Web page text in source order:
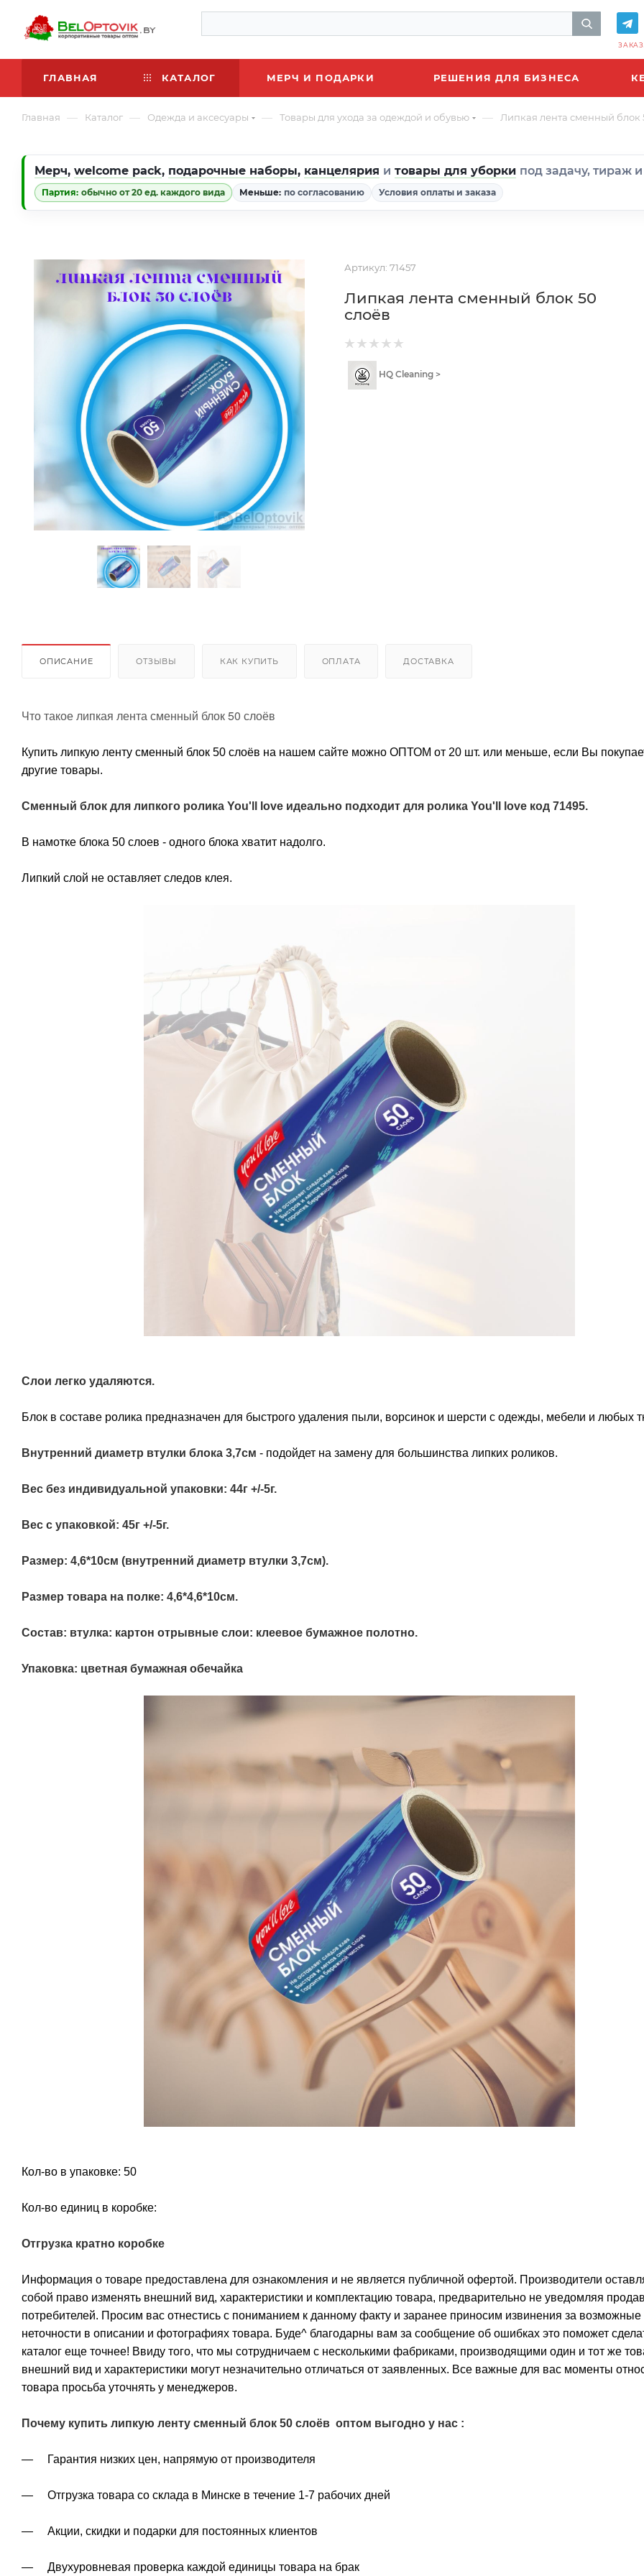
ГЛАВНАЯ КАТАЛОГ МЕРЧ И ПОДАРКИ РЕШЕНИЯ ДЛЯ БИЗНЕСА
Главная — Каталог — Одежда и аксесуары — Товары для ухода за одеждой и обувью — Липкая лента сменный блок
Мерч, welcome pack, подарочные наборы, канцелярия и товары для уборки под задачу, тираж
Партия: обычно от 20 ед. каждого вида Меньше: по согласованию Условия оплаты и заказа
Артикул: 71457
Липкая лента сменный блок 50
слоёв
HQ Cleaning >
ОПИСАНИЕ ОТЗЫВЫ КАК КУПИТЬ ОПЛАТА ДОСТАВКА
Что такое липкая лента сменный блок 50 слоёв
Купить липкую ленту сменный блок 50 слоёв на нашем сайте можно ОПТОМ от 20 шт. или меньше, если Вы
другие товары.
Сменный блок для липкого ролика You'll love идеально подходит для ролика You'll love код 71495.
В намотке блока 50 слоев - одного блока хватит надолго.
Липкий слой не оставляет следов клея.
Слои легко удаляются.
Блок в составе ролика предназначен для быстрого удаления пыли, ворсинок и шерсти с одежды, мебели и любых
Внутренний диаметр втулки блока 3,7см - подойдет на замену для большинства липких роликов.
Вес без индивидуальной упаковки: 44г +/-5г.
Вес с упаковкой: 45г +/-5г.
Размер: 4,6*10см (внутренний диаметр втулки 3,7см).
Размер товара на полке: 4,6*4,6*10см.
Состав: втулка: картон отрывные слои: клеевое бумажное полотно.
Упаковка: цветная бумажная обечайка
Кол-во в упаковке: 50
Кол-во единиц в коробке:
Отгрузка кратно коробке
Информация о товаре предоставлена для ознакомления и не является публичной офертой. Производители
собой право изменять внешний вид, характеристики и комплектацию товара, предварительно не уведомляя
потребителей. Просим вас отнестись с пониманием к данному факту и заранее приносим извинения за возможные
неточности в описании и фотографиях товара. Буде^ благодарны вам за сообщение об ошибках это поможет
каталог еще точнее! Ввиду того, что мы сотрудничаем с несколькими фабриками, производящими один и тот же
внешний вид и характеристики могут незначительно отличаться от заявленных. Все важные для вас моменты
товара просьба уточнять у менеджеров.
Почему купить липкую ленту сменный блок 50 слоёв оптом выгодно у нас :
— Гарантия низких цен, напрямую от производителя
— Отгрузка товара со склада в Минске в течение 1-7 рабочих дней
— Акции, скидки и подарки для постоянных клиентов
— Двухуровневая проверка каждой единицы товара на брак